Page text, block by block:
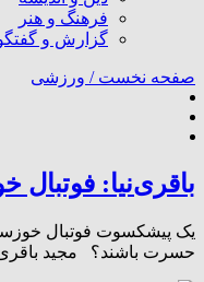
فرهنگ و هنر
گزارش و
صفحه نخست / ورزشی
باقری‌نیا:
یک پیشکسوت فوتبال
حسرت باشند؟ مجید باقری